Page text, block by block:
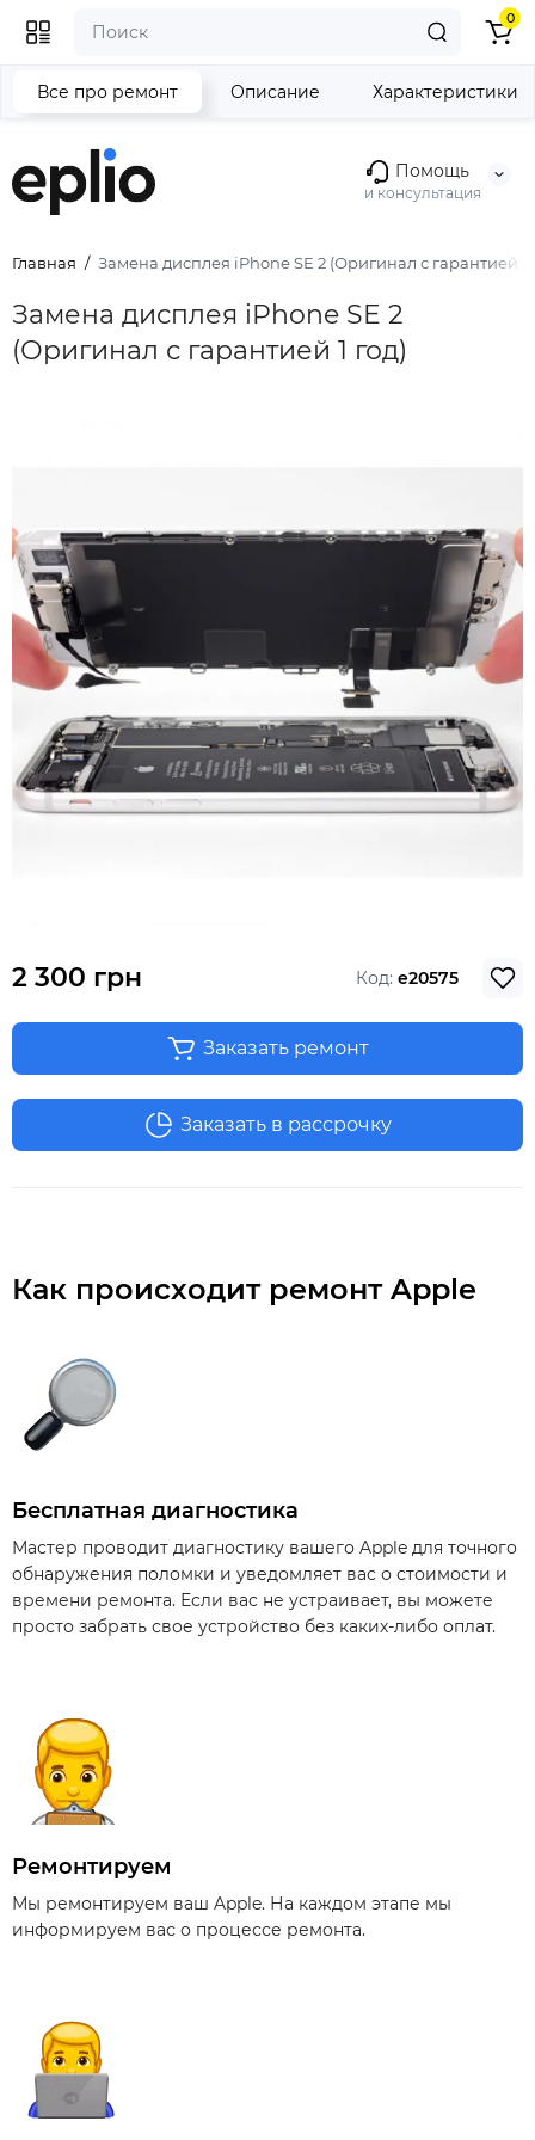
Помощь
и консультация
0
Главная Замена дисплея iPhone SE 2 (Оригинал с гарантией 1
Замена дисплея iPhone SE 2
(Оригинал с гарантией 1 год)
Все про ремонт Описание Характеристики
2 300 грн Код: e20575
Заказать ремонт
Заказать в рассрочку
Как происходит ремонт Apple
Бесплатная диагностика
Мастер проводит диагностику вашего Apple для точного
обнаружения поломки и уведомляет вас о стоимости и
времени ремонта. Если вас не устраивает, вы можете
просто забрать свое устройство без каких-либо оплат.
Ремонтируем
Мы ремонтируем ваш Apple. На каждом этапе мы
информируем вас о процессе ремонта.